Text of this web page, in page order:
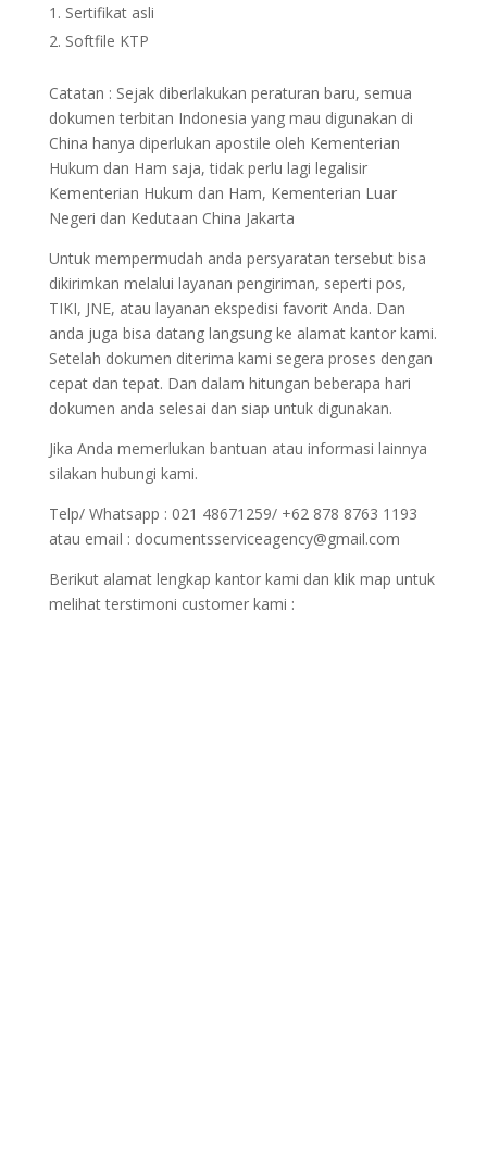
Sertifikat asli
Softfile KTP
Catatan : Sejak diberlakukan peraturan baru, semua
dokumen terbitan Indonesia yang mau digunakan di
China hanya diperlukan apostile oleh Kementerian
Hukum dan Ham saja, tidak perlu lagi legalisir
Kementerian Hukum dan Ham, Kementerian Luar
Negeri dan Kedutaan China Jakarta
Untuk mempermudah anda persyaratan tersebut bisa
dikirimkan melalui layanan pengiriman, seperti pos,
TIKI, JNE, atau layanan ekspedisi favorit Anda. Dan
anda juga bisa datang langsung ke alamat kantor kami.
Setelah dokumen diterima kami segera proses dengan
cepat dan tepat. Dan dalam hitungan beberapa hari
dokumen anda selesai dan siap untuk digunakan.
Jika Anda memerlukan bantuan atau informasi lainnya
silakan hubungi kami.
Telp/ Whatsapp : 021 48671259/ +62 878 8763 1193
atau email : documentsserviceagency@gmail.com
Berikut alamat lengkap kantor kami dan klik map untuk
melihat terstimoni customer kami :